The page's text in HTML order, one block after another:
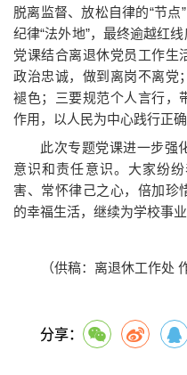
脱离监督、放松自律的“节点
纪律“法外地”，最终逾越红
党课结合离退休党员工作生
政治忠诚，做到离岗不离党
褪色；三要规范个人言行，
作用，以人民为中心践行正确
此次专题党课进一步强
意识和责任意识。大家纷
害、常怀律己之心，倍加珍
的幸福生活，继续为学校事
（供稿：离退休工作处
分享：